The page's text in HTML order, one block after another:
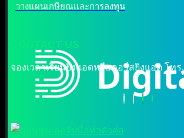
วางแผนเกษียณและการลงทุน
CONTACT US
จองเวลาเรียนยิงแอดหรือคอร์สยิงแอด โทร.